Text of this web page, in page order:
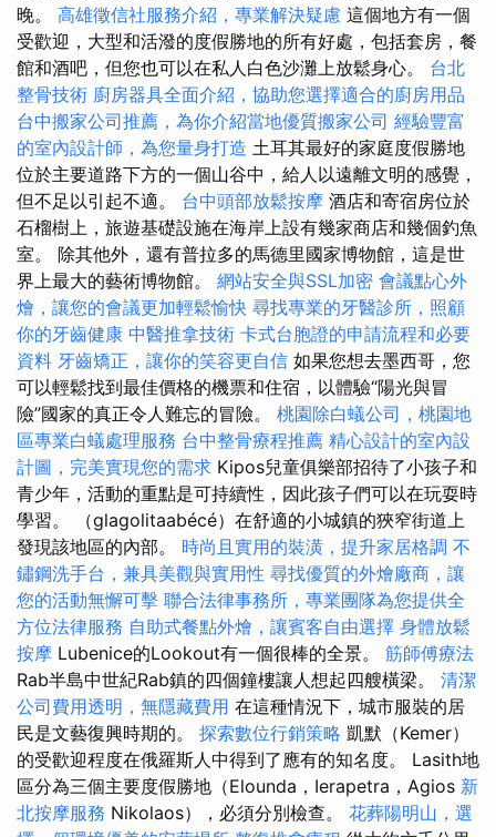
晚。 高雄徵信社服務介紹，專業解決疑慮 這個地方有一個
受歡迎，大型和活潑的度假勝地的所有好處，包括套房，餐
館和酒吧，但您也可以在私人白色沙灘上放鬆身心。 台北
整骨技術 廚房器具全面介紹，協助您選擇適合的廚房用品
台中搬家公司推薦，為你介紹當地優質搬家公司 經驗豐富
的室內設計師，為您量身打造 土耳其最好的家庭度假勝地
位於主要道路下方的一個山谷中，給人以遠離文明的感覺，
但不足以引起不適。 台中頭部放鬆按摩 酒店和寄宿房位於
石榴樹上，旅遊基礎設施在海岸上設有幾家商店和幾個釣魚
室。 除其他外，還有普拉多的馬德里國家博物館，這是世
界上最大的藝術博物館。 網站安全與SSL加密 會議點心外
燴，讓您的會議更加輕鬆愉快 尋找專業的牙醫診所，照顧
你的牙齒健康 中醫推拿技術 卡式台胞證的申請流程和必要
資料 牙齒矯正，讓你的笑容更自信 如果您想去墨西哥，您
可以輕鬆找到最佳價格的機票和住宿，以體驗“陽光與冒
險”國家的真正令人難忘的冒險。 桃園除白蟻公司，桃園地
區專業白蟻處理服務 台中整骨療程推薦 精心設計的室內設
計圖，完美實現您的需求 Kipos兒童俱樂部招待了小孩子和
青少年，活動的重點是可持續性，因此孩子們可以在玩耍時
學習。 （glagolitaabécé）在舒適的小城鎮的狹窄街道上
發現該地區的內部。 時尚且實用的裝潢，提升家居格調 不
鏽鋼洗手台，兼具美觀與實用性 尋找優質的外燴廠商，讓
您的活動無懈可擊 聯合法律事務所，專業團隊為您提供全
方位法律服務 自助式餐點外燴，讓賓客自由選擇 身體放鬆
按摩 Lubenice的Lookout有一個很棒的全景。 筋師傅療法
Rab半島中世紀Rab鎮的四個鐘樓讓人想起四艘橫梁。 清潔
公司費用透明，無隱藏費用 在這種情況下，城市服裝的居
民是文藝復興時期的。 探索數位行銷策略 凱默（Kemer）
的受歡迎程度在俄羅斯人中得到了應有的知名度。 Lasith地
區分為三個主要度假勝地（Elounda，Ierapetra，Agios 新
北按摩服務 Nikolaos），必須分別檢查。 花葬陽明山，選